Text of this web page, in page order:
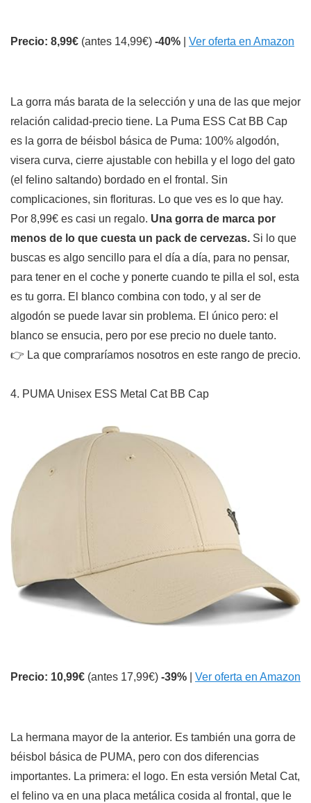
Precio: 8,99€ (antes 14,99€) -40% Ver oferta en Amazon
La gorra más barata de la selección y una de las que mejor
relación calidad-precio tiene. La Puma ESS Cat BB Cap
es la gorra de béisbol básica de Puma: 100% algodón,
visera curva, cierre ajustable con hebilla y el logo del gato
(el felino saltando) bordado en el frontal. Sin
complicaciones, sin florituras. Lo que ves es lo que hay.
Por 8,99€ es casi un regalo. Una gorra de marca por
menos de lo que cuesta un pack de cervezas. Si lo que
buscas es algo sencillo para el día a día, para no pensar,
para tener en el coche y ponerte cuando te pilla el sol, esta
es tu gorra. El blanco combina con todo, y al ser de
algodón se puede lavar sin problema. El único pero: el
blanco se ensucia, pero por ese precio no duele tanto.
👉 La que compraríamos nosotros en este rango de precio.
4. PUMA Unisex ESS Metal Cat BB Cap
Precio: 10,99€ (antes 17,99€) -39% Ver oferta en Amazon
La hermana mayor de la anterior. Es también una gorra de
béisbol básica de PUMA, pero con dos diferencias
importantes. La primera: el logo. En esta versión Metal Cat,
el felino va en una placa metálica cosida al frontal, que le